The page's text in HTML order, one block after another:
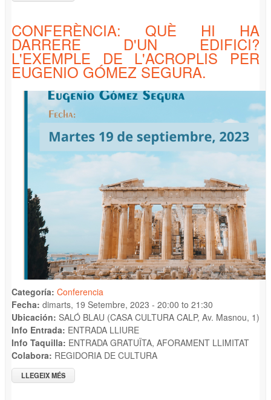
CONFERÈNCIA: QUÈ HI HA
DARRERE D'UN EDIFICI?
L'EXEMPLE DE L'ACROPLIS PER
EUGENIO GÓMEZ SEGURA.
Categoría: Conferencia
Fecha: dimarts, 19 Setembre, 2023 - 20:00 to 21:30
Ubicación: SALÓ BLAU (CASA CULTURA CALP, Av. Masnou, 1)
Info Entrada: ENTRADA LLIURE
Info Taquilla: ENTRADA GRATUÏTA, AFORAMENT LLIMITAT
Colabora: REGIDORIA DE CULTURA
LLEGEIX MÉS
EDIFICI? L'EXEMPLE DE L'ACROPLIS PER EUGENIO GÓMEZ